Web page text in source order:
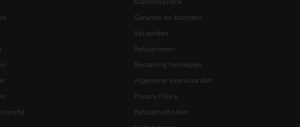
Garantie en klachten
Verzenden
Retourneren
Bestelling herroepen
Algemene voorwaarden
Privacy Policy
Betaalmethoden